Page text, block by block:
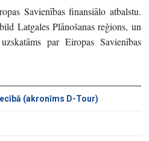
Savienības finansiālo atbalstu.
Latgales Plānošanas reģions, un
par Eiropas Savienības
(akronīms D-Tour)